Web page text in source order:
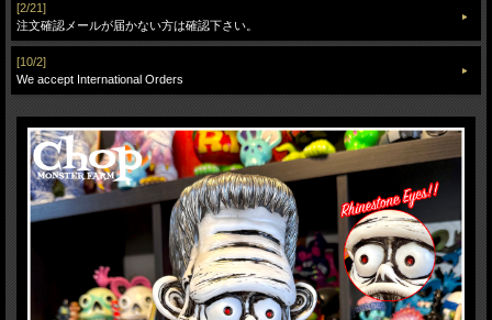
[2/21]
注文確認メールが届かない方は確認下さい。
[10/2]
We accept International Orders